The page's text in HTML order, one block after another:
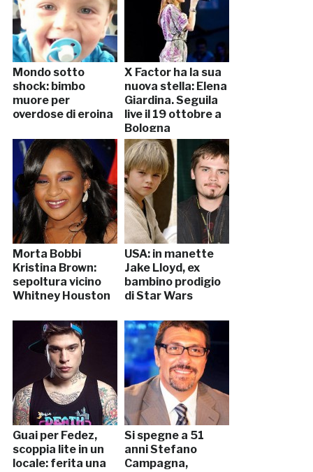
Mondo sotto
shock: bimbo
muore per
overdose di eroina
X Factor ha la sua
nuova stella: Elena
Giardina. Seguila
live il 19 ottobre a
Bologna
Morta Bobbi
Kristina Brown:
sepoltura vicino
Whitney Houston
USA: in manette
Jake Lloyd, ex
bambino prodigio
di Star Wars
Guai per Fedez,
scoppia lite in un
locale: ferita una
Si spegne a 51
anni Stefano
Campagna,